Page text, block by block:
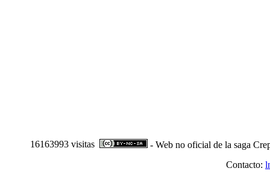
16163993 visitas
- Web no oficial de la saga
Contacto: